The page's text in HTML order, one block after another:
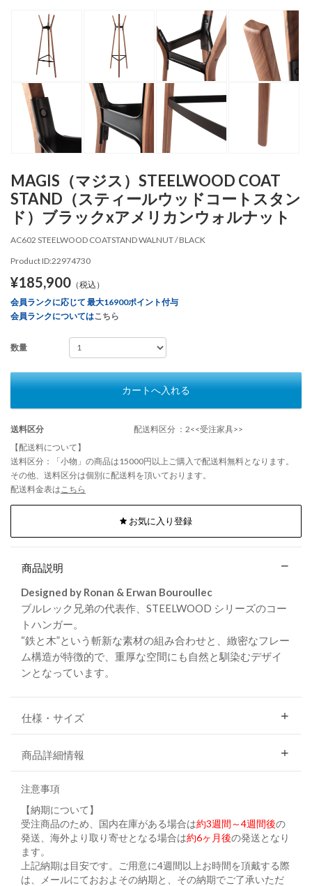
MAGIS（マジス）STEELWOOD COAT
STAND（スティールウッドコートスタン
ド）ブラックxアメリカンウォルナット
AC602 STEELWOOD COATSTAND WALNUT / BLACK
Product ID:22974730
¥185,900 （税込）
会員ランクに応じて 最大16900ポイント付与
会員ランクについてはこちら
数量
カートへ入れる
送料区分
配送料区分 ：2<<受注家具>>
【配送料について】
送料区分：「小物」の商品は15000円以上ご購入で配送料無料となります。
その他、送料区分は個別に配送料を頂いております。
配送料金表は こちら
お気に入り登録
商品説明
Designed by Ronan & Erwan Bouroullec
ブルレック兄弟の代表作、STEELWOOD シリーズのコー
トハンガー。
“鉄と木”という斬新な素材の組み合わせと、緻密なフレー
ム構造が特徴的で、重厚な空間にも自然と馴染むデザイ
ンとなっています。
仕様・サイズ
商品詳細情報
注意事項
【納期について】
受注商品のため、国内在庫がある場合は約3週間～4週間後の
発送、海外より取り寄せとなる場合は約6ヶ月後の発送となり
ます。
上記納期は目安です。ご用意に4週間以上お時間を頂戴する際
は、メールにておおよその納期と、その納期でご了承いただ